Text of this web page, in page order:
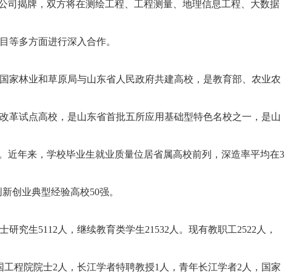
人，长江学者特聘教授1人，青年长江学者2人，国家杰出青年科学基金
他国家级领军人才7人；“长江学者和创新团队发展计划”创新团队2个，
才工程专家60余人，其中泰山学者优势特色学科人才团队领军人才1
研方面的合作，为培养行业急需的高层次人才做出应有的贡献。
司揭牌，双方将在测绘工程、工程测量、地理信息工程、大数据
等多方面进行深入合作。
家林业和草原局与山东省人民政府共建高校，是教育部、农业农
革试点高校，是山东省首批五所应用基础型特色名校之一，是山
近年来，学校毕业生就业质量位居省属高校前列，深造率平均在3
创业典型经验高校50强。
究生5112人，继续教育类学生21532人。现有教职工2522人，
程院院士2人，长江学者特聘教授1人，青年长江学者2人，国家